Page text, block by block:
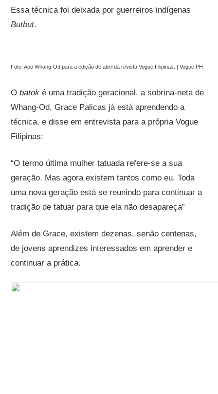
Essa técnica foi deixada por guerreiros indígenas
Butbut.
Foto: Apo Whang-Od para a edição de abril da revista Vogue Filipinas. | Vogue PH
Obatok é uma tradição geracional, a sobrina-neta de
Whang-Od, Grace Palicas já está aprendendo a
técnica, e disse em entrevista para a própria Vogue
Filipinas:
“O termo última mulher tatuada refere-se a sua
geração. Mas agora existem tantos como eu. Toda
uma nova geração está se reunindo para continuar a
tradição de tatuar para que ela não desapareça”
Além de Grace, existem dezenas, senão centenas,
de jovens aprendizes interessados ​​em aprender e
continuar a prática.